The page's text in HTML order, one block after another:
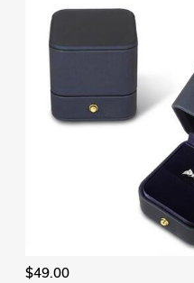
$49.00